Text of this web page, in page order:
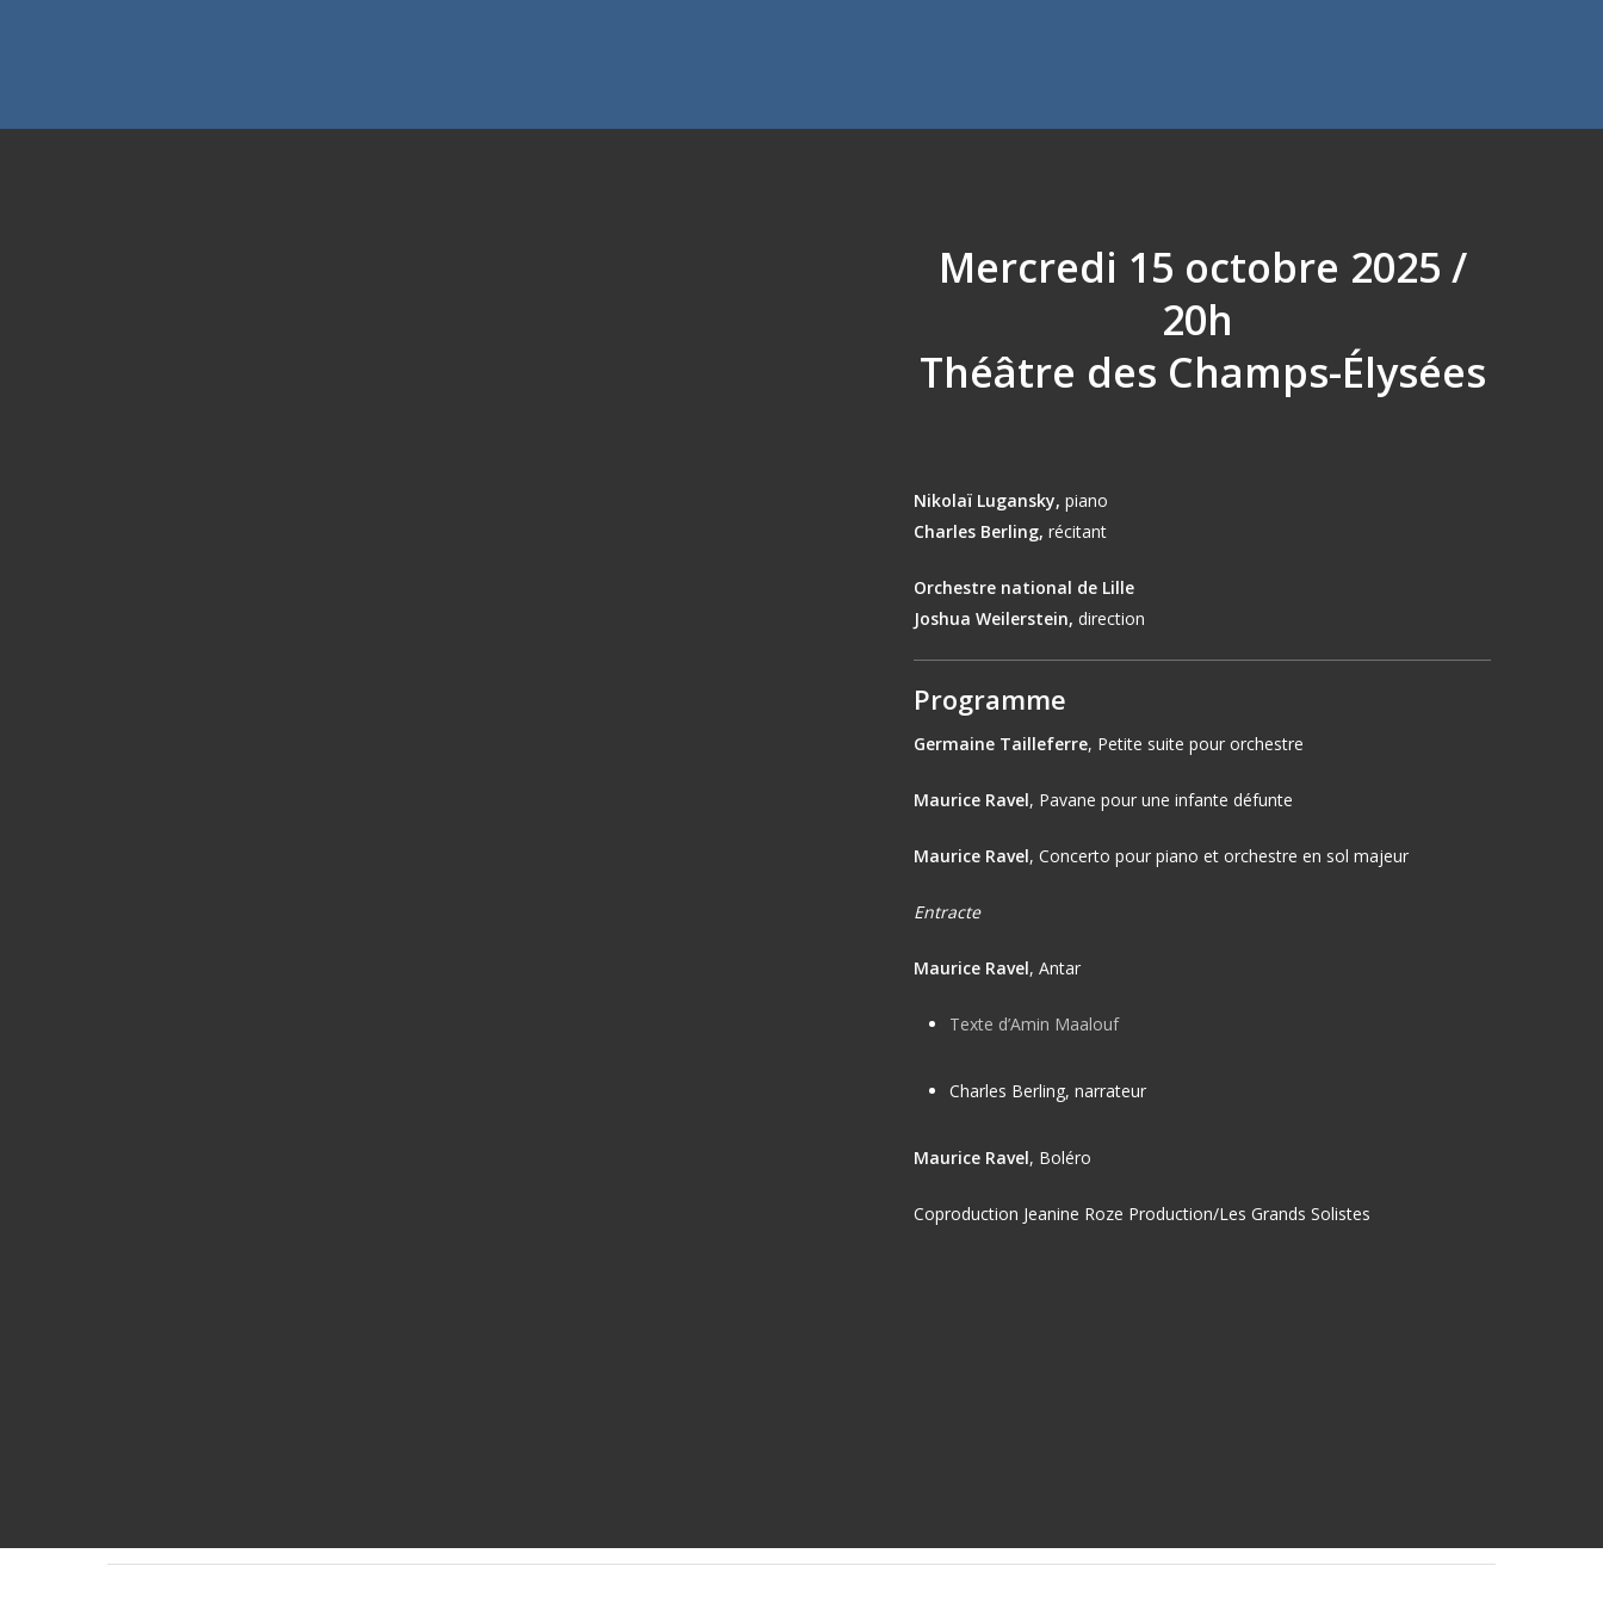
Mercredi 15 octobre 2025 /
20h
Théâtre des Champs-Élysées
Nikolaï Lugansky, piano
Charles Berling, récitant
Orchestre national de Lille
Joshua Weilerstein, direction
Programme
Germaine Tailleferre, Petite suite pour orchestre
Maurice Ravel, Pavane pour une infante défunte
Maurice Ravel,Concerto pour piano et orchestre en sol majeur
Entracte
Maurice Ravel,Antar
Texte d’Amin Maalouf
Charles Berling, narrateur
Maurice Ravel, Boléro
Coproduction Jeanine Roze Production/Les Grands Solistes